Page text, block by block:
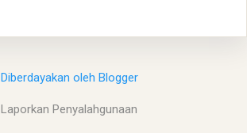
Diberdayakan oleh Blogger
Laporkan Penyalahgunaan